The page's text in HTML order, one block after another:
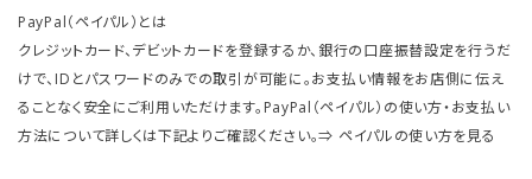
PayPal（ペイパル）とは
クレジットカード、デビットカードを登録するか、銀行の口座振替設定を行うだ
けで、IDとパスワードのみでの取引が可能に。お支払い情報をお店側に伝え
ることなく安全にご利用いただけます。PayPal（ペイパル）の使い方・お支払い
方法について詳しくは下記よりご確認ください。⇒ ペイパルの使い方を見る